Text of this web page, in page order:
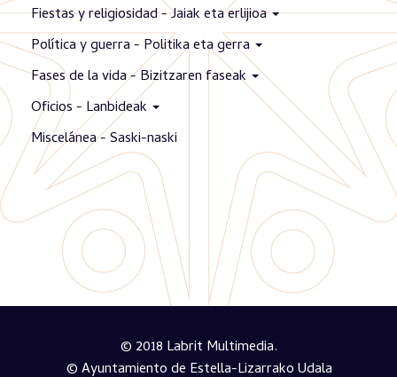
Fiestas y religiosidad - Jaiak eta erlijioa
Política y guerra - Politika eta gerra
Fases de la vida - Bizitzaren faseak
Oficios - Lanbideak
Miscelánea - Saski-naski
© 2018 Labrit Multimedia.
© Ayuntamiento de Estella-Lizarrako Udala